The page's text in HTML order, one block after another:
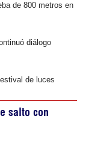
de 800 metros en
diálogo
de luces
salto con